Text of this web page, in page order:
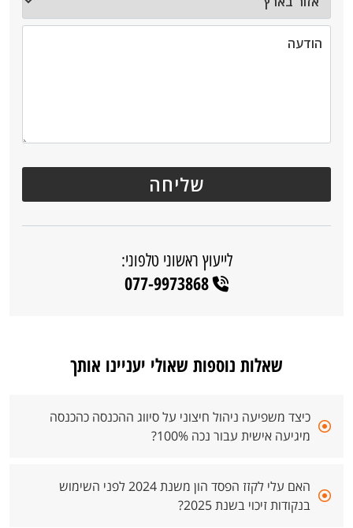
לייעוץ ראשוני טלפוני:
077-9973868
שאלות נוספות שאולי יעניינו אותך
כיצד משפיעה ניהול חיצוני על סיווג ההכנסה כהכנסה
מיגיעה אישית עבור נכה 100%?
האם עלי לקזז הפסד הון משנת 2024 לפני השימוש
בנקודות זיכוי בשנת 2025?